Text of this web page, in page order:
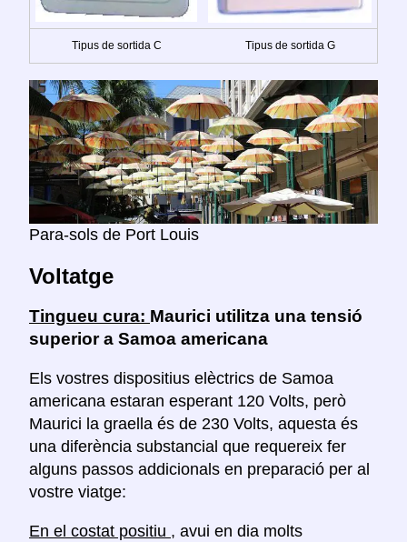
Tipus de sortida C Tipus de sortida G
Para-sols de Port Louis
Voltatge
Tingueu cura: Maurici utilitza una tensió
superior a Samoa americana
Els vostres dispositius elèctrics de Samoa
americana estaran esperant 120 Volts, però
Maurici la graella és de 230 Volts, aquesta és
una diferència substancial que requereix fer
alguns passos addicionals en preparació per al
vostre viatge:
En el costat positiu , avui en dia molts